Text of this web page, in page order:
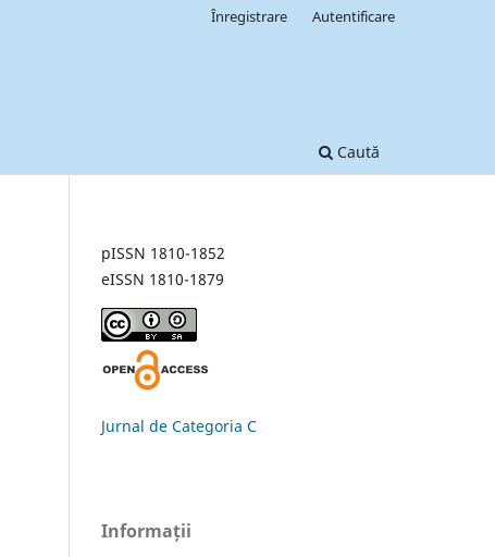
Caută
Înregistrare Autentificare
pISSN 1810-1852
eISSN 1810-1879
Jurnal de Categoria C
Informații